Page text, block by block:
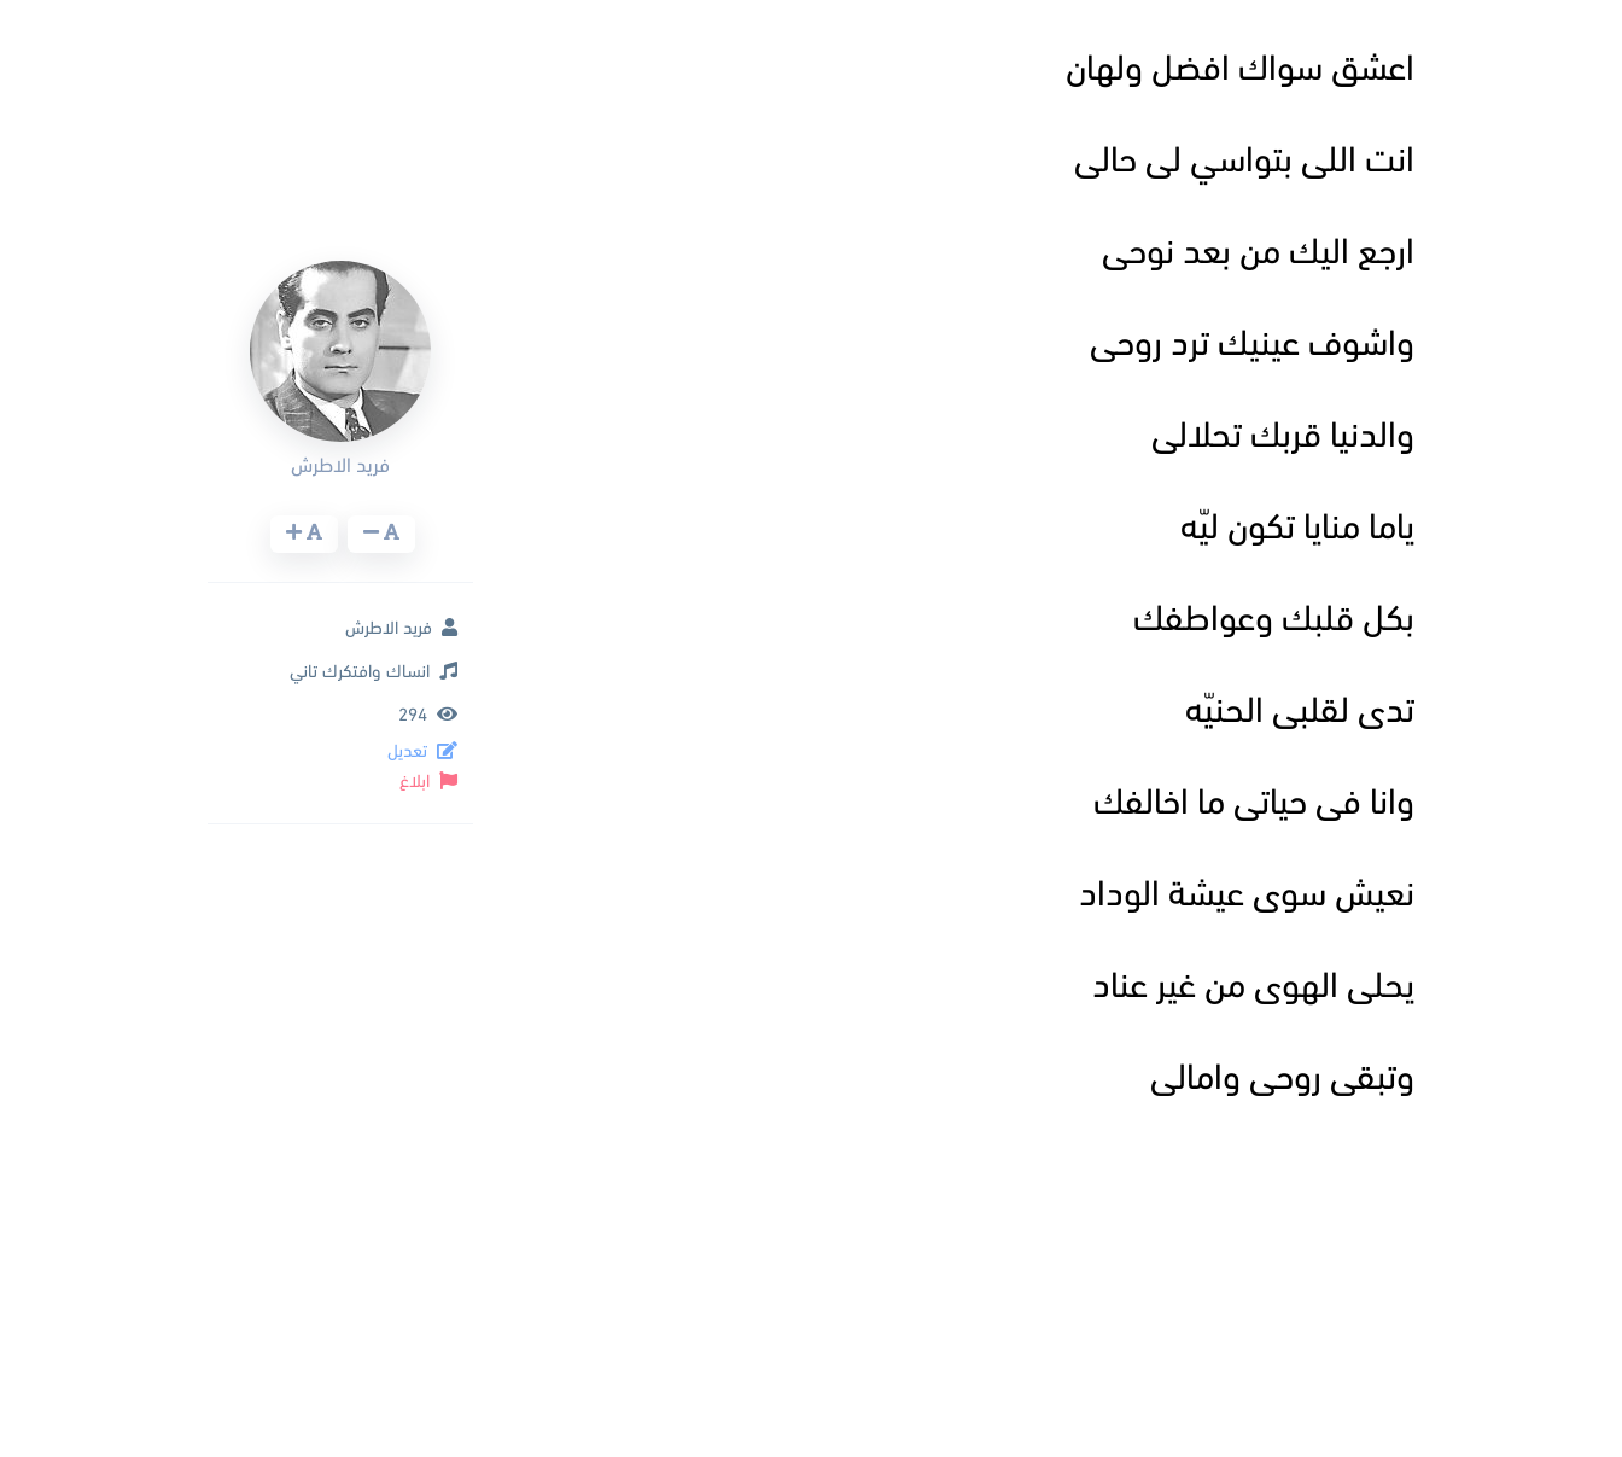
اعشق سواك افضل ولهان
انت اللى بتواسي لى حالى
ارجع اليك من بعد نوحى
واشوف عينيك ترد روحى
والدنيا قربك تحلالى
ياما منايا تكون ليّه
بكل قلبك وعواطفك
تدى لقلبى الحنيّه
وانا فى حياتى ما اخالفك
نعيش سوى عيشة الوداد
يحلى الهوى من غير عناد
وتبقى روحى وامالى
فريد الاطرش
فريد الاطرش
انساك وافتكرك تاني
294
تعديل
ابلاغ